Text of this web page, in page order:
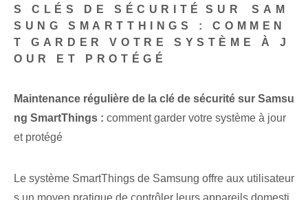
S CLÉS DE SÉCURITÉ⁢SUR⁤ SAM
SUNG SMARTTHINGS : COMMEN
T GARDER VOTRE SYSTÈME À J
OUR ET PROTÉGÉ
Maintenance régulière de la clé de sécurité sur Samsu
ng SmartThings : comment garder votre système à jour
et protégé
Le système SmartThings de Samsung offre aux utilisateur